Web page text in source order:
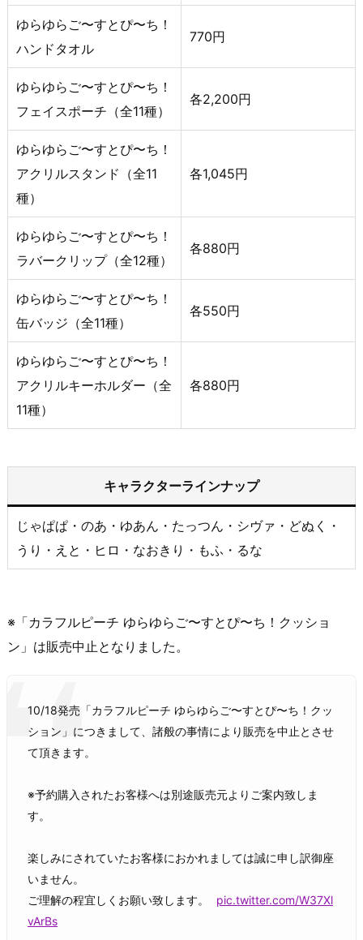
ゆらゆらご〜すとぴ〜ち！
ハンドタオル
770円
ゆらゆらご〜すとぴ〜ち！
フェイスポーチ（全11種）
各2,200円
ゆらゆらご〜すとぴ〜ち！
アクリルスタンド（全11
種）
各1,045円
ゆらゆらご〜すとぴ〜ち！
ラバークリップ（全12種）
各880円
ゆらゆらご〜すとぴ〜ち！
缶バッジ（全11種）
各550円
ゆらゆらご〜すとぴ〜ち！
アクリルキーホルダー（全
11種）
各880円
キャラクターラインナップ
じゃぱぱ・のあ・ゆあん・たっつん・シヴァ・どぬく・
うり・えと・ヒロ・なおきり・もふ・るな
※「カラフルピーチ ゆらゆらご〜すとぴ〜ち！クッショ
ン」は販売中止となりました。
10/18発売「カラフルピーチ ゆらゆらご〜すとぴ〜ち！クッ
ション」につきまして、諸般の事情により販売を中止とさせ
て頂きます。
※予約購入されたお客様へは別途販売元よりご案内致しま
す。
楽しみにされていたお客様におかれましては誠に申し訳御座
いません。
ご理解の程宜しくお願い致します。
pic.twitter.com/W37Xl
vArBs